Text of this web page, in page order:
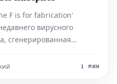
F is for fabrication'
вирусного
сгенерированная
вместе с Кайлом
1 МИН